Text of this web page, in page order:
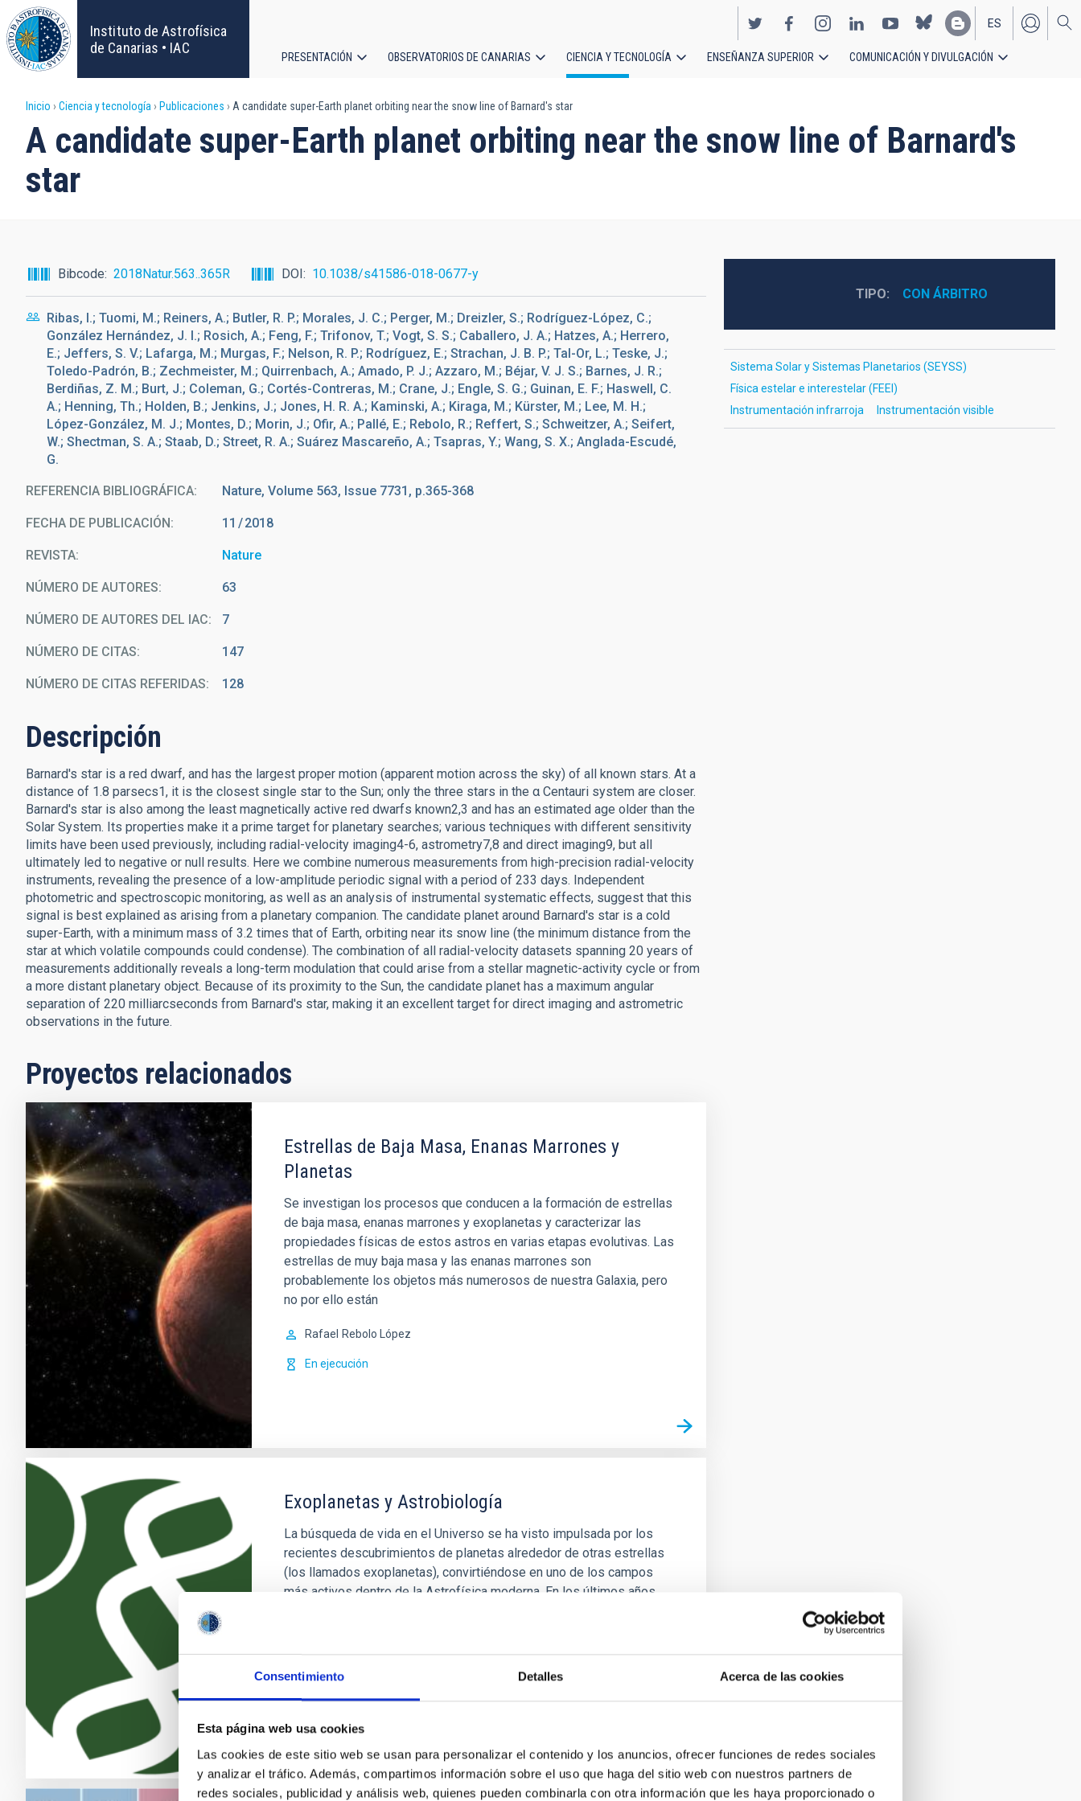
Consentimiento Detalles Acerca de las cookies
Esta página web usa cookies
Las cookies de este sitio web se usan para personalizar el contenido y los anuncios, ofrecer funciones de redes sociales
y analizar el tráfico. Además, compartimos información sobre el uso que haga del sitio web con nuestros partners de
redes sociales, publicidad y análisis web, quienes pueden combinarla con otra información que les haya proporcionado o
Pasar
al
contenido
principal
Instituto de Astrofísica
de Canarias • IAC
EN
ES
principal
PRESENTACIÓN OBSERVATORIOS DE CANARIAS CIENCIA Y TECNOLOGÍA ENSEÑANZA SUPERIOR COMUNICACIÓN Y DIVULGACIÓN
Sobrescribir
enlaces
de
a
la
navegación
Inicio Ciencia y tecnología Publicaciones A candidate super-Earth planet orbiting near the snow line of Barnard's star
A candidate super-Earth planet orbiting near the snow line of Barnard's
star
Bibcode 2018Natur.563..365R DOI 10.1038/s41586-018-0677-y
Ribas, I.; Tuomi, M.; Reiners, A.; Butler, R. P.; Morales, J. C.; Perger, M.; Dreizler, S.; Rodríguez-López, C.;
González Hernández, J. I.; Rosich, A.; Feng, F.; Trifonov, T.; Vogt, S. S.; Caballero, J. A.; Hatzes, A.; Herrero,
E.; Jeffers, S. V.; Lafarga, M.; Murgas, F.; Nelson, R. P.; Rodríguez, E.; Strachan, J. B. P.; Tal-Or, L.; Teske, J.;
Toledo-Padrón, B.; Zechmeister, M.; Quirrenbach, A.; Amado, P. J.; Azzaro, M.; Béjar, V. J. S.; Barnes, J. R.;
Berdiñas, Z. M.; Burt, J.; Coleman, G.; Cortés-Contreras, M.; Crane, J.; Engle, S. G.; Guinan, E. F.; Haswell, C.
A.; Henning, Th.; Holden, B.; Jenkins, J.; Jones, H. R. A.; Kaminski, A.; Kiraga, M.; Kürster, M.; Lee, M. H.;
López-González, M. J.; Montes, D.; Morin, J.; Ofir, A.; Pallé, E.; Rebolo, R.; Reffert, S.; Schweitzer, A.; Seifert,
W.; Shectman, S. A.; Staab, D.; Street, R. A.; Suárez Mascareño, A.; Tsapras, Y.; Wang, S. X.; Anglada-Escudé,
G.
REFERENCIA BIBLIOGRÁFICA Nature, Volume 563, Issue 7731, p.365-368
FECHA DE PUBLICACIÓN: 11 2018
REVISTA Nature
NÚMERO DE AUTORES 63
NÚMERO DE AUTORES DEL IAC 7
NÚMERO DE CITAS 147
NÚMERO DE CITAS REFERIDAS 128
Descripción
Barnard's star is a red dwarf, and has the largest proper motion (apparent motion across the sky) of all known stars. At a
distance of 1.8 parsecs1, it is the closest single star to the Sun; only the three stars in the α Centauri system are closer.
Barnard's star is also among the least magnetically active red dwarfs known2,3 and has an estimated age older than the
Solar System. Its properties make it a prime target for planetary searches; various techniques with different sensitivity
limits have been used previously, including radial-velocity imaging4-6, astrometry7,8 and direct imaging9, but all
ultimately led to negative or null results. Here we combine numerous measurements from high-precision radial-velocity
instruments, revealing the presence of a low-amplitude periodic signal with a period of 233 days. Independent
photometric and spectroscopic monitoring, as well as an analysis of instrumental systematic effects, suggest that this
signal is best explained as arising from a planetary companion. The candidate planet around Barnard's star is a cold
super-Earth, with a minimum mass of 3.2 times that of Earth, orbiting near its snow line (the minimum distance from the
star at which volatile compounds could condense). The combination of all radial-velocity datasets spanning 20 years of
measurements additionally reveals a long-term modulation that could arise from a stellar magnetic-activity cycle or from
a more distant planetary object. Because of its proximity to the Sun, the candidate planet has a maximum angular
separation of 220 milliarcseconds from Barnard's star, making it an excellent target for direct imaging and astrometric
observations in the future.
Proyectos relacionados
Estrellas de Baja Masa, Enanas Marrones y
Planetas
Se investigan los procesos que conducen a la formación de estrellas
de baja masa, enanas marrones y exoplanetas y caracterizar las
propiedades físicas de estos astros en varias etapas evolutivas. Las
estrellas de muy baja masa y las enanas marrones son
probablemente los objetos más numerosos de nuestra Galaxia, pero
no por ello están
Rafael Rebolo López
En ejecución
Exoplanetas y Astrobiología
La búsqueda de vida en el Universo se ha visto impulsada por los
recientes descubrimientos de planetas alrededor de otras estrellas
(los llamados exoplanetas), convirtiéndose en uno de los campos
más activos dentro de la Astrofísica moderna. En los últimos años
TIPO CON ÁRBITRO
Sistema Solar y Sistemas Planetarios (SEYSS)
Física estelar e interestelar (FEEI)
Instrumentación infrarroja
Instrumentación visible